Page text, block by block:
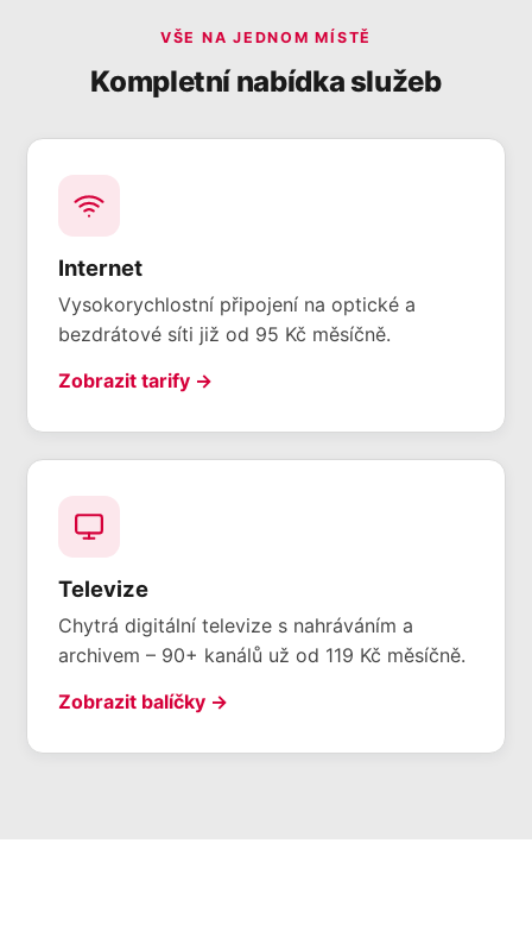
VŠE NA JEDNOM MÍSTĚ
Kompletní nabídka služeb
Internet
Vysokorychlostní připojení na optické a
bezdrátové síti již od 95 Kč měsíčně.
Zobrazit tarify →
Televize
Chytrá digitální televize s nahráváním a
archivem – 90+ kanálů už od 119 Kč měsíčně.
Zobrazit balíčky →